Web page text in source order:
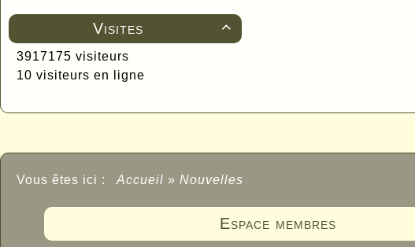

Visites
3917175 visiteurs
10 visiteurs en ligne
Vous êtes ici : Accueil » Nouvelles
Espace membres